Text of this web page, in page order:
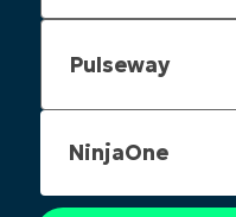
NinjaOne